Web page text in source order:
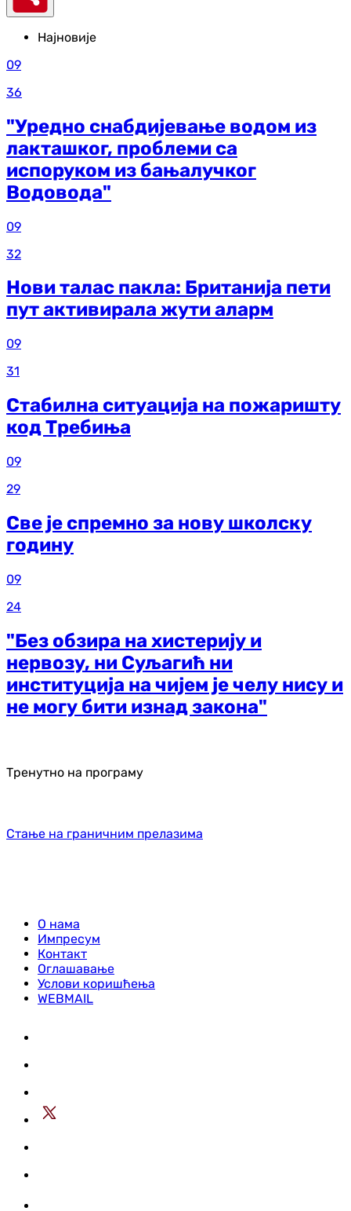
Најновије
09
36
"Уредно снабдијевање водом из
лакташког, проблеми са
испоруком из бањалучког
Водовода"
09
32
Нови талас пакла: Британија пети
пут активирала жути аларм
09
31
Стабилна ситуација на пожаришту
код Требиња
09
29
Све је спремно за нову школску
годину
09
24
"Без обзира на хистерију и
нервозу, ни Суљагић ни
институција на чијем је челу нису и
не могу бити изнад закона"
Тренутно на програму
Стање на граничним прелазима
О нама
Импресум
Контакт
Оглашавање
Услови коришћења
WEBMAIL